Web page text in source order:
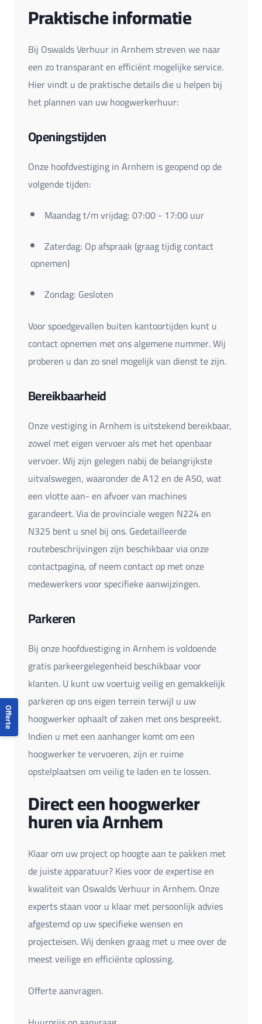
Praktische informatie
Bij Oswalds Verhuur in Arnhem streven we naar
een zo transparant en efficiënt mogelijke service.
Hier vindt u de praktische details die u helpen bij
het plannen van uw hoogwerkerhuur:
Openingstijden
Onze hoofdvestiging in Arnhem is geopend op de
volgende tijden:
Maandag t/m vrijdag: 07:00 - 17:00 uur
Zaterdag: Op afspraak (graag tijdig contact
opnemen)
Zondag: Gesloten
Voor spoedgevallen buiten kantoortijden kunt u
contact opnemen met ons algemene nummer. Wij
proberen u dan zo snel mogelijk van dienst te zijn.
Bereikbaarheid
Onze vestiging in Arnhem is uitstekend bereikbaar,
zowel met eigen vervoer als met het openbaar
vervoer. Wij zijn gelegen nabij de belangrijkste
uitvalswegen, waaronder de A12 en de A50, wat
een vlotte aan- en afvoer van machines
garandeert. Via de provinciale wegen N224 en
N325 bent u snel bij ons. Gedetailleerde
routebeschrijvingen zijn beschikbaar via onze
contactpagina, of neem contact op met onze
medewerkers voor specifieke aanwijzingen.
Parkeren
Bij onze hoofdvestiging in Arnhem is voldoende
gratis parkeergelegenheid beschikbaar voor
klanten. U kunt uw voertuig veilig en gemakkelijk
parkeren op ons eigen terrein terwijl u uw
hoogwerker ophaalt of zaken met ons bespreekt.
Indien u met een aanhanger komt om een
hoogwerker te vervoeren, zijn er ruime
opstelplaatsen om veilig te laden en te lossen.
Direct een hoogwerker
huren via Arnhem
Klaar om uw project op hoogte aan te pakken met
de juiste apparatuur? Kies voor de expertise en
kwaliteit van Oswalds Verhuur in Arnhem. Onze
experts staan voor u klaar met persoonlijk advies
afgestemd op uw specifieke wensen en
projecteisen. Wij denken graag met u mee over de
meest veilige en efficiënte oplossing.
Offerte aanvragen.
Offerte